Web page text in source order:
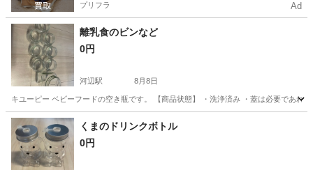
プリフラ Ad
離乳食のビンなど
0円
河辺駅 8月8日
キユーピー ベビーフードの空き瓶です。 【商品状態】 ・洗浄済み ・蓋は必要であれ
東京 青梅市 河辺駅 生活雑貨
くまのドリンクボトル
0円